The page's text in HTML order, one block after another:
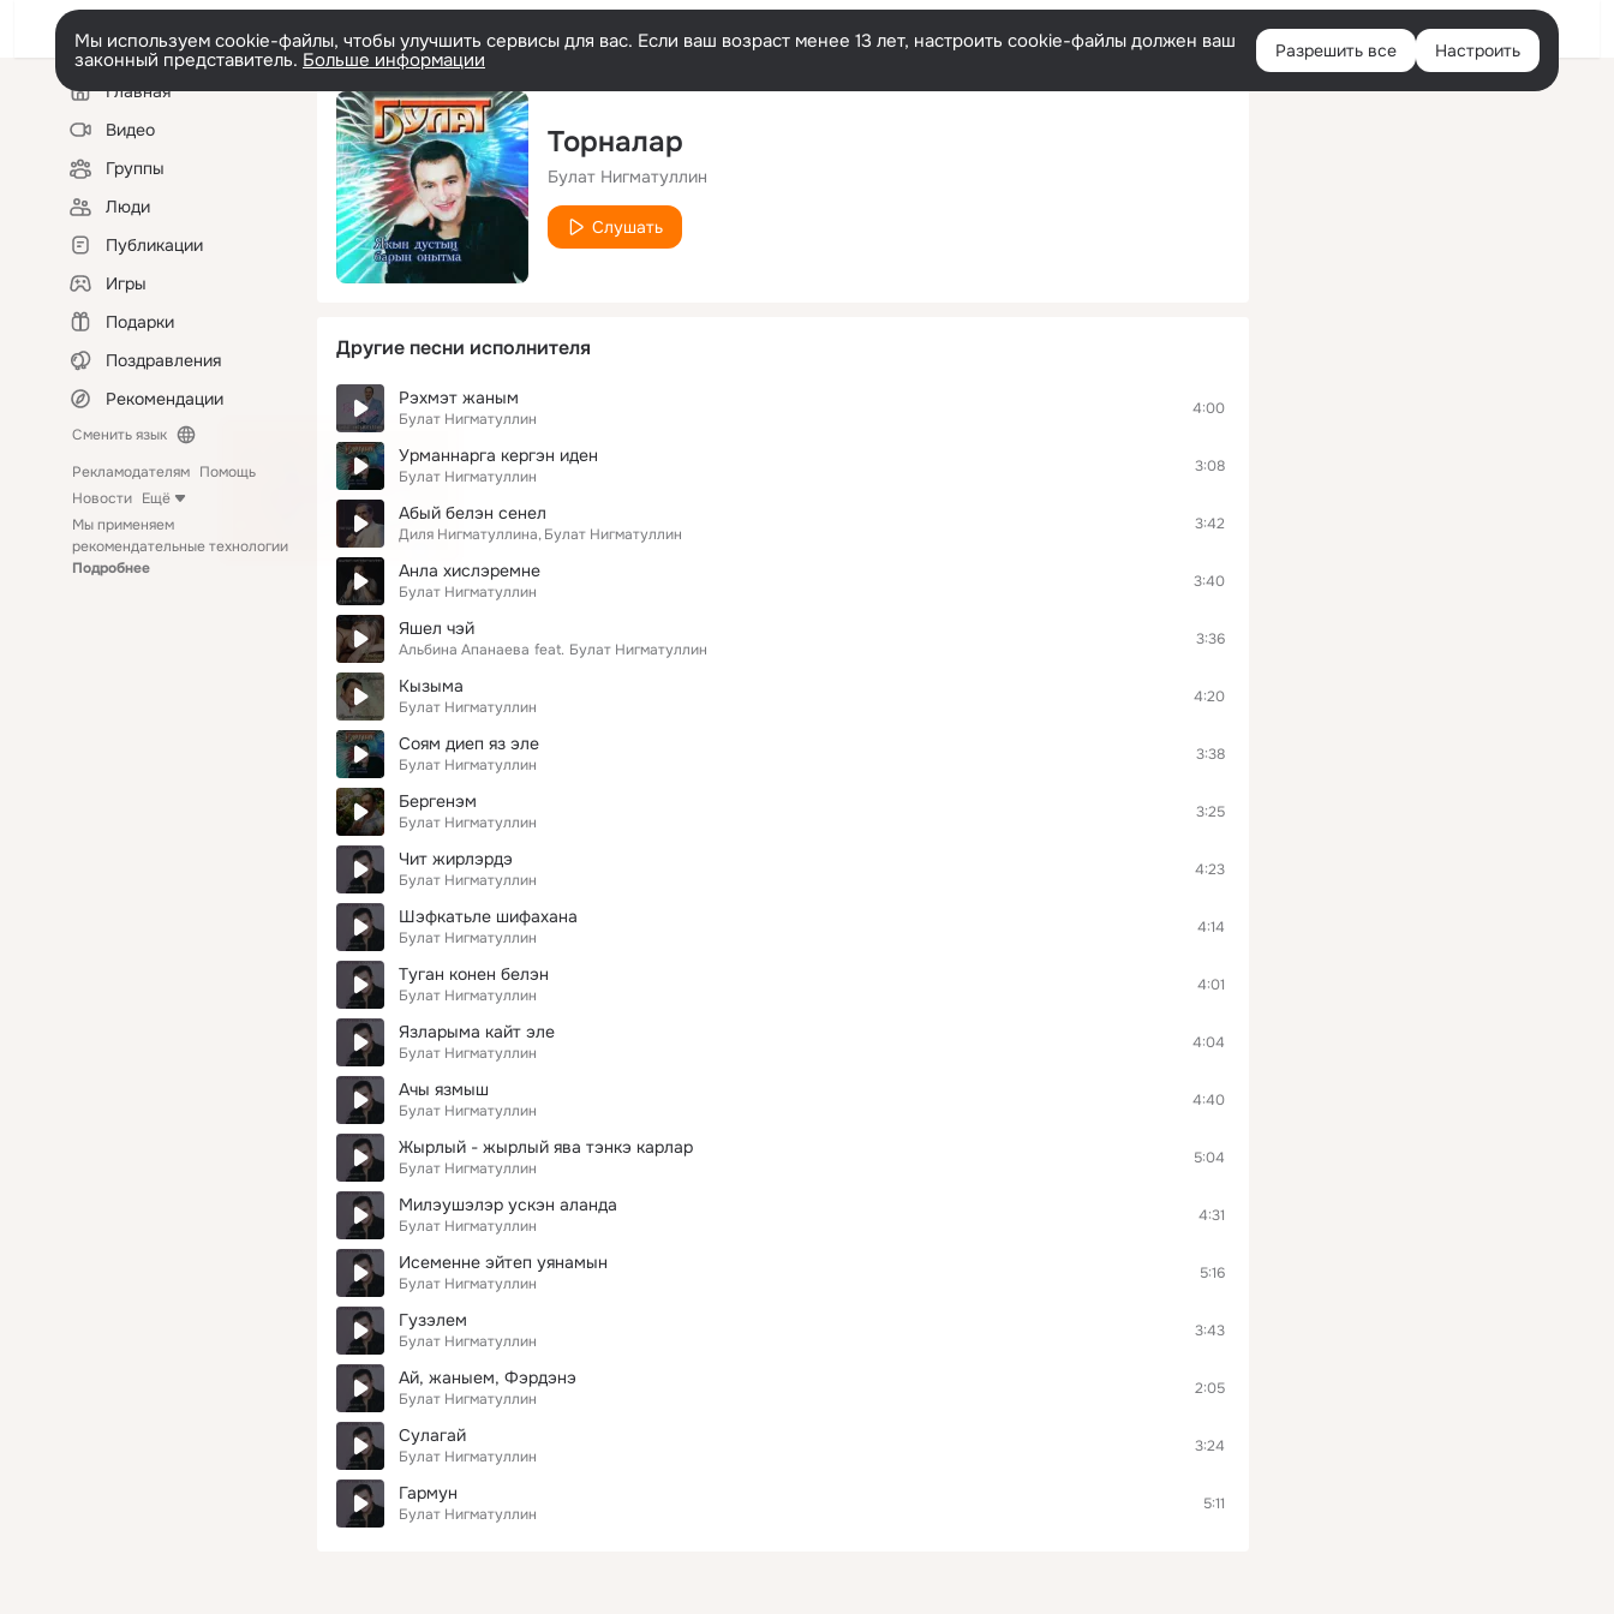
Войти
Мы используем cookie-файлы, чтобы улучшить сервисы для вас. Если ваш возраст менее 13 лет, настроить cookie-файлы должен ваш
законный представитель. Больше информации Разрешить все Настроить
Левая
колонкаГлавная
Видео
Группы
Люди
Публикации
Игры
Подарки
Поздравления
Рекомендации
Сменить язык
Рекламодателям Помощь
Новости Ещё
Мы применяем
рекомендательные технологии
Подробнее
Торналар
Булат Нигматуллин
Слушать
Другие песни исполнителя
Рэхмэт жаным
Булат Нигматуллин
4:00
Урманнарга кергэн иден
Булат Нигматуллин
3:08
Абый белэн сенел
Диля Нигматуллина Булат Нигматуллин
3:42
Анла хислэремне
Булат Нигматуллин
3:40
Яшел чэй
Альбина Апанаева feat. Булат Нигматуллин
3:36
Кызыма
Булат Нигматуллин
4:20
Соям диеп яз эле
Булат Нигматуллин
3:38
Бергенэм
Булат Нигматуллин
3:25
Чит жирлэрдэ
Булат Нигматуллин
4:23
Шэфкатьле шифахана
Булат Нигматуллин
4:14
Туган конен белэн
Булат Нигматуллин
4:01
Язларыма кайт эле
Булат Нигматуллин
4:04
Ачы язмыш
Булат Нигматуллин
4:40
Жырлый - жырлый ява тэнкэ карлар
Булат Нигматуллин
5:04
Милэушэлэр ускэн аланда
Булат Нигматуллин
4:31
Исеменне эйтеп уянамын
Булат Нигматуллин
5:16
Гузэлем
Булат Нигматуллин
3:43
Ай, жаныем, Фэрдэнэ
Булат Нигматуллин
2:05
Сулагай
Булат Нигматуллин
3:24
Гармун
Булат Нигматуллин
5:11